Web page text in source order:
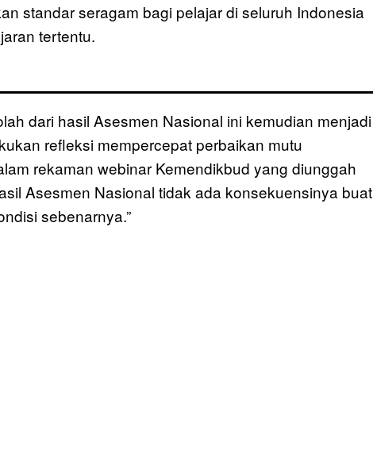
standar seragam bagi pelajar di seluruh Indonesia
tertentu.
dari hasil Asesmen Nasional ini kemudian menjadi
refleksi mempercepat perbaikan mutu
rekaman webinar Kemendikbud yang diunggah
Asesmen Nasional tidak ada konsekuensinya buat
sebenarnya.”